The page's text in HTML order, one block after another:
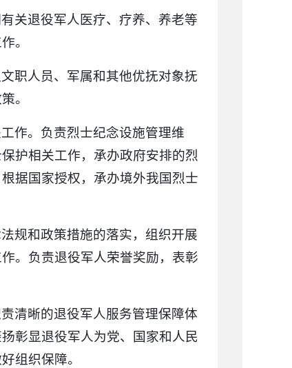
关退役军人医疗、疗养、养老等
。
职人员、军属和其他优抚对象抚
。
作。负责烈士纪念设施管理维
护相关工作，承办政府安排的烈
据国家授权，承办境外我国烈士
规和政策措施的落实，组织开展
。负责退役军人荣誉奖励，表彰
清晰的退役军人服务管理保障体
彰显退役军人为党、国家和人民
组织保障。